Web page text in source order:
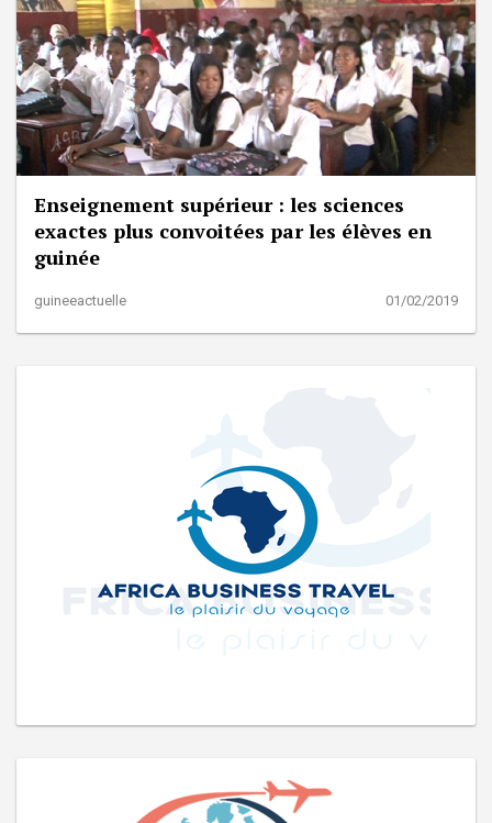
Enseignement supérieur : les sciences
exactes plus convoitées par les élèves en
guinée
guineeactuelle 01/02/2019